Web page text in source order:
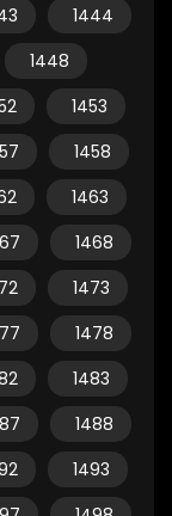
1444
1448
1453
1458
1463
1468
1473
1478
1483
1488
1493